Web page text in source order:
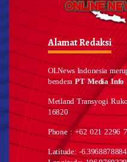
Alamat Redaksi
OLNews Indonesia
benderaPT Media Info
Metland Transyogi
16820
Phone : +62 021 2296
Latitude: -